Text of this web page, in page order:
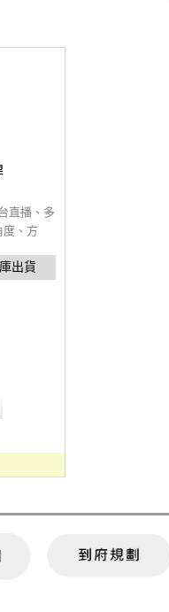
直播、多
度、方
備，底